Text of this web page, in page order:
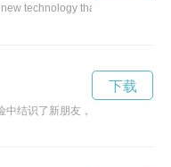
technology that allows users
中结识了新朋友，展开了一段充满
下载